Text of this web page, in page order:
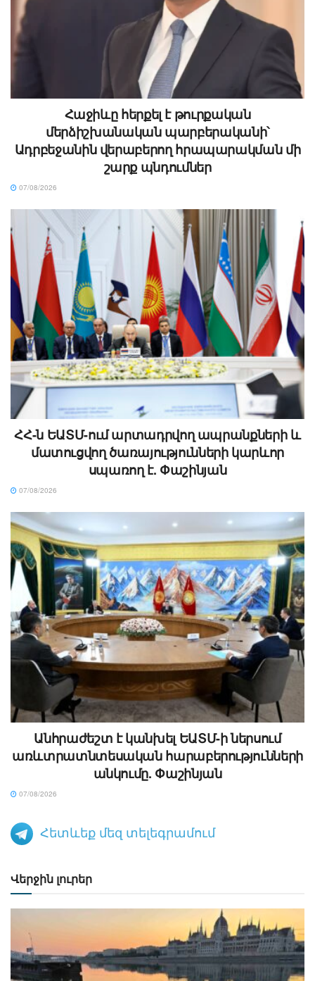
Հաջիևը հերքել է թուրքական
մերձիշխանական պարբերականի՝
Ադրբեջանին վերաբերող հրապարակման մի
շարք պնդումներ
07/08/2026
ՀՀ-ն ԵԱՏՄ-ում արտադրվող ապրանքների և
մատուցվող ծառայությունների կարևոր
սպառող է. Փաշինյան
07/08/2026
Անհրաժեշտ է կանխել ԵԱՏՄ-ի ներսում
առևտրատնտեսական հարաբերությունների
անկումը. Փաշինյան
07/08/2026
Հետևեք մեզ տելեգրամում
Վերջին լուրեր